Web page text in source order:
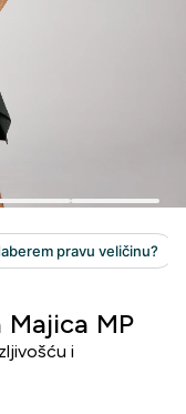
Majica MP
i